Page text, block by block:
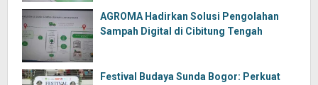
AGROMA Hadirkan Solusi Pengolahan
Sampah Digital di Cibitung Tengah
Festival Budaya Sunda Bogor: Perkuat